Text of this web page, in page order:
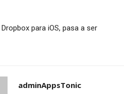
para iOS, pasa a ser
adminAppsTonic